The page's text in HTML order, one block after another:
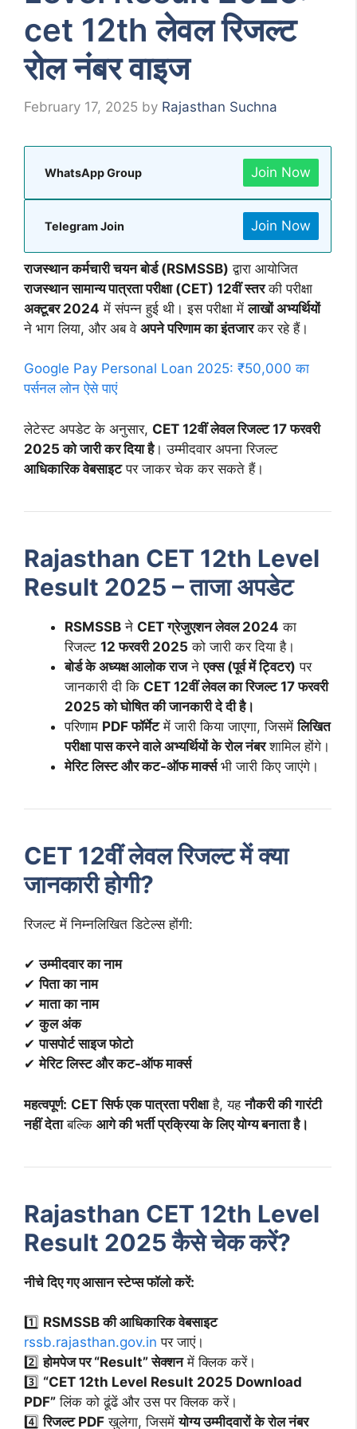
cet 12th लेवल रिजल्ट
रोल नंबर वाइज
February 17, 2025 by Rajasthan Suchna
WhatsApp Group Join Now
Telegram Join Join Now
राजस्थान कर्मचारी चयन बोर्ड (RSMSSB) द्वारा आयोजित
राजस्थान सामान्य पात्रता परीक्षा (CET) 12वीं स्तरकी परीक्षा
अक्टूबर 2024 में संपन्न हुई थी। इस परीक्षा मेंलाखों अभ्यर्थियों
ने भाग लिया, और अब वे अपने परिणाम का इंतजारकर रहे हैं।
Google Pay Personal Loan 2025: ₹50,000 का
पर्सनल लोन ऐसे पाएं
लेटेस्ट अपडेट के अनुसार, CET 12वीं लेवल रिजल्ट 17 फरवरी
2025 को जारी कर दिया है। उम्मीदवार अपना रिजल्ट
आधिकारिक वेबसाइटपर जाकर चेक कर सकते हैं।
Rajasthan CET 12th Level
Result 2025 – ताजा अपडेट
RSMSSB ने CET ग्रेजुएशन लेवल 2024 का
रिजल्ट 12 फरवरी 2025 को जारी कर दिया है।
बोर्ड के अध्यक्ष आलोक राजनेएक्स (पूर्व में ट्विटर) पर
जानकारी दी कि CET 12वीं लेवल का रिजल्ट 17 फरवरी
2025 को घोषित की जानकारी दे दी है।
परिणाम PDF फॉर्मेटमें जारी किया जाएगा, जिसमेंलिखित
परीक्षा पास करने वाले अभ्यर्थियों के रोल नंबरशामिल होंगे।
मेरिट लिस्ट और कट-ऑफ मार्क्सभी जारी किए जाएंगे।
CET 12वीं लेवल रिजल्ट में क्या
जानकारी होगी?
रिजल्ट में निम्नलिखित डिटेल्स होंगी:
✔उम्मीदवार का नाम
✔पिता का नाम
✔माता का नाम
✔कुल अंक
✔पासपोर्ट साइज फोटो
✔मेरिट लिस्ट और कट-ऑफ मार्क्स
महत्वपूर्ण: CET सिर्फ एक पात्रता परीक्षाहै, यहनौकरी की गारंटी
नहीं देताबल्कि आगे की भर्ती प्रक्रिया के लिए योग्य बनाता है।
Rajasthan CET 12th Level
Result 2025 कैसे चेक करें?
नीचे दिए गए आसान स्टेप्स फॉलो करें:
1️⃣ RSMSSB की आधिकारिक वेबसाइट
rssb.rajasthan.gov.in पर जाएं।
2️⃣होमपेज पर “Result” सेक्शनमें क्लिक करें।
3️⃣ “CET 12th Level Result 2025 Download
PDF” लिंक को ढूंढें और उस पर क्लिक करें।
4️⃣रिजल्ट PDF खुलेगा, जिसमेंयोग्य उम्मीदवारों के रोल नंबर